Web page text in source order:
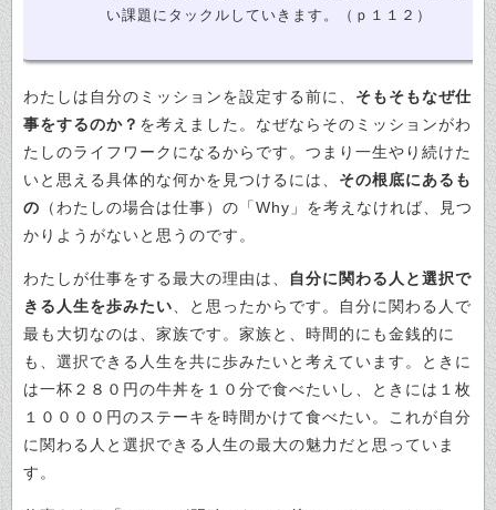
い課題にタックルしていきます。（ｐ１１２）
わたしは自分のミッションを設定する前に、 そもそもなぜ仕
事をするのか？ を考えました。なぜならそのミッションがわ
たしのライフワークになるからです。つまり一生やり続けた
いと思える具体的な何かを見つけるには、 その根底にあるも
の （わたしの場合は仕事）の「Why」を考えなければ、見つ
かりようがないと思うのです。
わたしが仕事をする最大の理由は、
自分に関わる人と選択で
きる人生を歩みたい、と思ったからです。自分に関わる人で
最も大切なのは、家族です。家族と、時間的にも金銭的に
も、選択できる人生を共に歩みたいと考えています。ときに
は一杯２８０円の牛丼を１０分で食べたいし、ときには１枚
１００００円のステーキを時間かけて食べたい。これが自分
に関わる人と選択できる人生の最大の魅力だと思っていま
す。